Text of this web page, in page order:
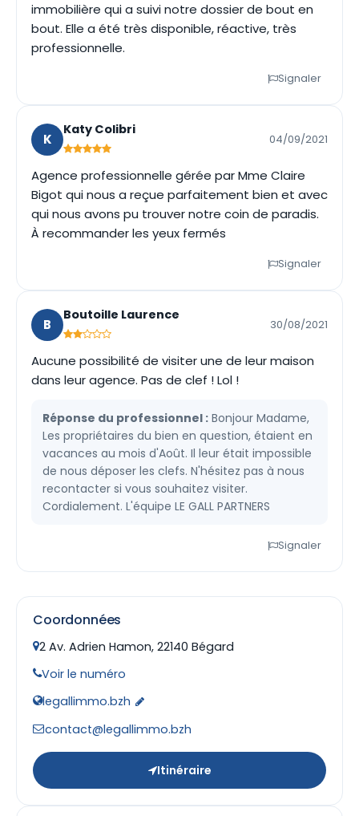
immobilière qui a suivi notre dossier de bout en
bout. Elle a été très disponible, réactive, très
professionnelle.
Signaler
K
Katy Colibri
04/09/2021
Agence professionnelle gérée par Mme Claire
Bigot qui nous a reçue parfaitement bien et avec
qui nous avons pu trouver notre coin de paradis.
À recommander les yeux fermés
Signaler
B
Boutoille Laurence
30/08/2021
Aucune possibilité de visiter une de leur maison
dans leur agence. Pas de clef ! Lol !
Réponse du professionnel : Bonjour Madame,
Les propriétaires du bien en question, étaient en
vacances au mois d'Août. Il leur était impossible
de nous déposer les clefs. N'hésitez pas à nous
recontacter si vous souhaitez visiter.
Cordialement. L'équipe LE GALL PARTNERS
Signaler
Coordonnées
2 Av. Adrien Hamon, 22140 Bégard
Voir le numéro
legallimmo.bzh
contact@legallimmo.bzh
Itinéraire